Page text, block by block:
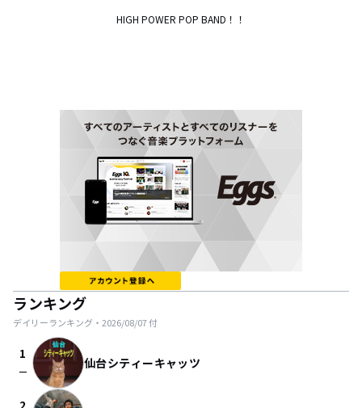
HIGH POWER POP BAND！！
ランキング
デイリーランキング・ 2026/08/07付
1
check_indeterminate_small 仙台シティーキャッツ
2